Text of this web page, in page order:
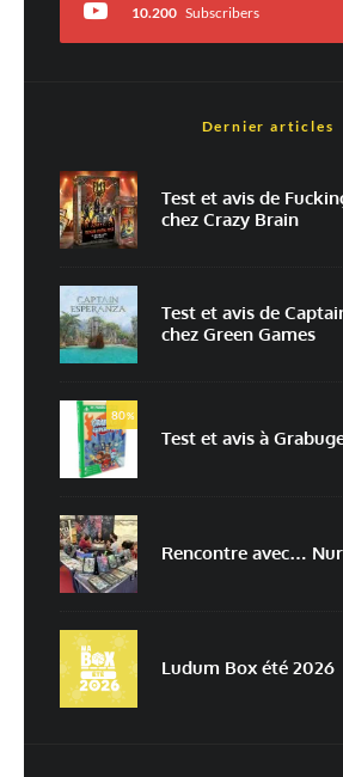
Non Oui
*
E-mail* Site web
Enregistrer mon nom, mon e-mail et mon site
mon prochain commentaire.
Prévenez-moi de tous les nouveaux commentaires
Prévenez-moi de tous les nouveaux articles par e-
10.200 Subscribers
Dernier articles
Test et avis de
chez Crazy Brain
Test et avis de
chez Green Games
80%
Test et avis à
Rencontre avec…
Ludum Box été 2026